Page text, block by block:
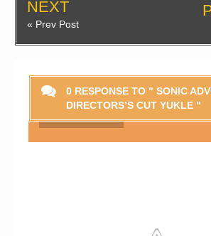
NEXT
« Prev Post
0 RESPONSE TO " SONIC
DIRECTORS’S CUT YUKLE "
Smaylikləri Göstər